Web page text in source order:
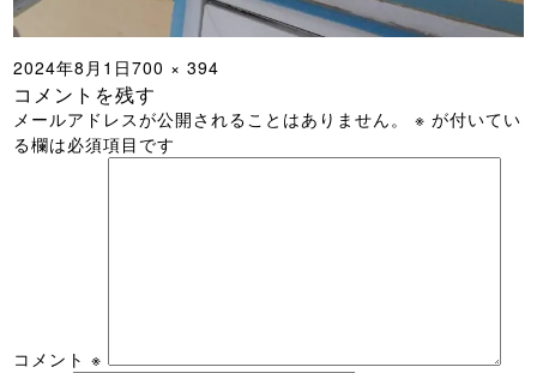
投
稿
日:
2024年8月1日フ
ル
サ
イ
700 × 394
コメントを残す
メールアドレスが公開されることはありません。 ※ が付いてい
る欄は必須項目です
コメント※